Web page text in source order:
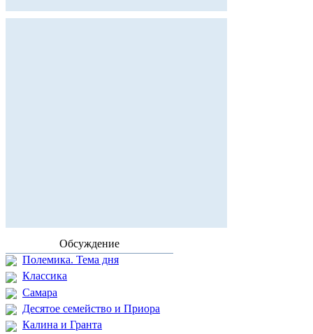
Обсуждение
Полемика. Тема дня
Классика
Самара
Десятое семейство и Приора
Калина и Гранта